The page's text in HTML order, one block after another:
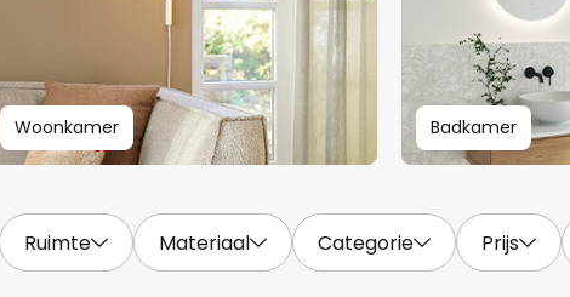
Woonkamer Badkamer
Ruimte Materiaal Categorie Prijs